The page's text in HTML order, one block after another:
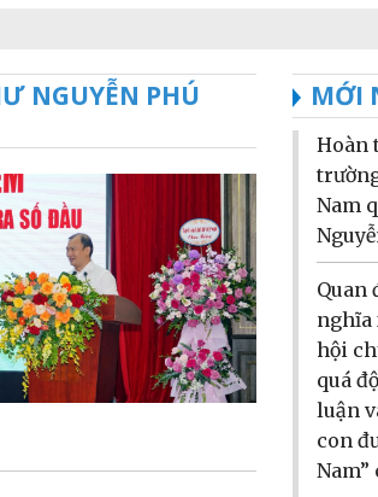
NGUYỄN PHÚ
MỚI
Hoàn
Nam
Quan
nghĩa
hội
quá
luận
con